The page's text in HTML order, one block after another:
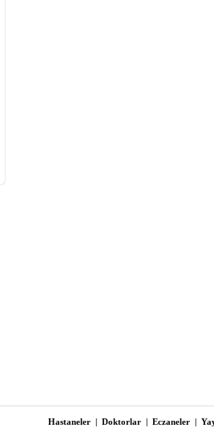
Hastaneler | Doktorlar | Eczaneler |